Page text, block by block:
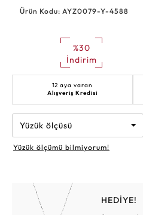
Ürün Kodu: AYZ0079-Y-4588
%30
İndirim
12 aya varan
Alışveriş Kredisi
Yüzük ölçüsü
Yüzük ölçümü bilmiyorum!
HEDİYE!